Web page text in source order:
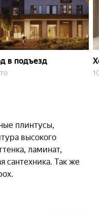
детские
а также
резиновым
теннисные
и даже
устойчивыми к
кедрами,
деревьями и
материалами с
в подъезд
плинтусы,
высокого
ламинат,
сантехника. Так же